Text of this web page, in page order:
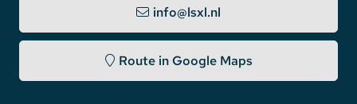
info@lsxl.nl
Route in Google Maps